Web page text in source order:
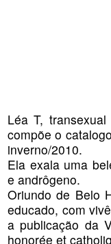
Léa T,
compõe o
inverno/2010.
Ela exala uma
e andrôgeno.
Oriundo de Belo
educado, com
a publicação da
honorée et